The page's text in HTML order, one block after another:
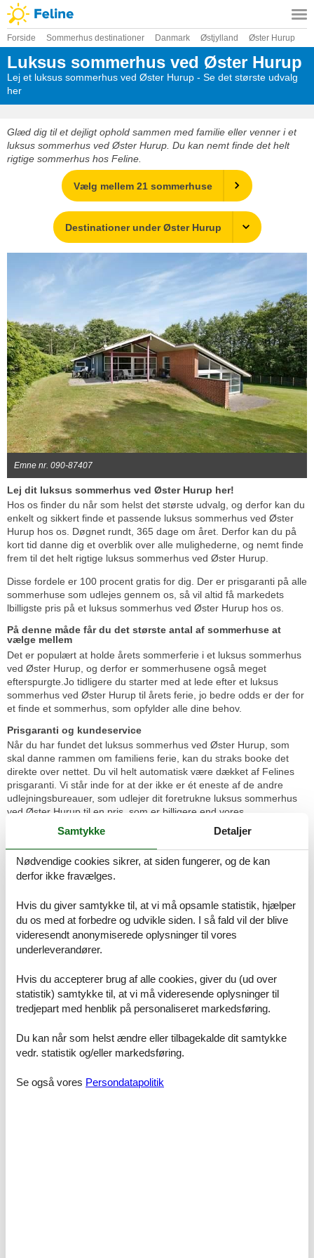
Forside Sommerhus destinationer Danmark Østjylland Øster Hurup
Luksus sommerhus ved Øster Hurup
Lej et luksus sommerhus ved Øster Hurup - Se det største udvalg
her
Glæd dig til et dejligt ophold sammen med familie eller venner i et
luksus sommerhus ved Øster Hurup. Du kan nemt finde det helt
rigtige sommerhus hos Feline.
Vælg mellem 21 sommerhuse
Destinationer under Øster Hurup
Emne nr. 090-87407
Lej dit luksus sommerhus ved Øster Hurup her!
Hos os finder du når som helst det største udvalg, og derfor kan du
enkelt og sikkert finde et passende luksus sommerhus ved Øster
Hurup hos os. Døgnet rundt, 365 dage om året. Derfor kan du på
kort tid danne dig et overblik over alle mulighederne, og nemt finde
frem til det helt rigtige luksus sommerhus ved Øster Hurup.
Disse fordele er 100 procent gratis for dig. Der er prisgaranti på alle
sommerhuse som udlejes gennem os, så vil altid få markedets
lbilligste pris på et luksus sommerhus ved Øster Hurup hos os.
På denne måde får du det største antal af sommerhuse at
vælge mellem
Det er populært at holde årets sommerferie i et luksus sommerhus
ved Øster Hurup, og derfor er sommerhusene også meget
efterspurgte.Jo tidligere du starter med at lede efter et luksus
sommerhus ved Øster Hurup til årets ferie, jo bedre odds er der for
et finde et sommerhus, som opfylder alle dine behov.
Prisgaranti og kundeservice
Når du har fundet det luksus sommerhus ved Øster Hurup, som
skal danne rammen om familiens ferie, kan du straks booke det
direkte over nettet. Du vil helt automatisk være dækket af Felines
prisgaranti. Vi står inde for at der ikke er ét eneste af de andre
udlejningsbureauer, som udlejer dit foretrukne luksus sommerhus
ved Øster Hurup til en pris, som er billigere end vores.
Skulle der en sjælden gang ske en fejl i vores priskontrol, udbetaler
vi dig hele forskellen i prisen. Pengene overføres direkte til din
konto.
Skulle du sidde tilbage med spørgsmål eller særlige ønsker i
forbindelse med din søgning efter et luksus sommerhus ved Øster
Hurup, er du meget velkommen til at kontakte os. Send en mail til
info@feline.dk eller ring på 8724 2251.
Dejligt velfungerende selskab og også super god
service på mail. Det er anden gang jeg har booket
gennem Feline og det fungerer bare super godt. Jeg
startede med at sende en mail sent søndag aften, og
servicen er i top. Og allerede før mandag middag er
weekendopholdet i Hamburg bestilt og
booke gennem Feline :-)
Samtykke Detaljer
Nødvendige cookies sikrer, at siden fungerer, og de kan
derfor ikke fravælges.
Hvis du giver samtykke til, at vi må opsamle statistik, hjælper
du os med at forbedre og udvikle siden. I så fald vil der blive
videresendt anonymiserede oplysninger til vores
underleverandører.
Hvis du accepterer brug af alle cookies, giver du (ud over
statistik) samtykke til, at vi må videresende oplysninger til
tredjepart med henblik på personaliseret markedsføring.
Du kan når som helst ændre eller tilbagekalde dit samtykke
vedr. statistik og/eller markedsføring.
Se også vores Persondatapolitik